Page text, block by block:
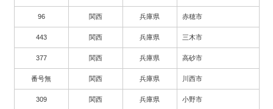
96 関西 兵庫県 赤穂市
443 関西 兵庫県 三木市
377 関西 兵庫県 高砂市
番号無 関西 兵庫県 川西市
309 関西 兵庫県 小野市